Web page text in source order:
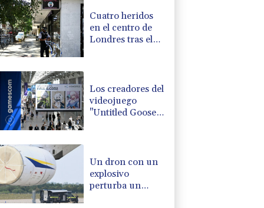
Cuatro heridos
en el centro de
Londres tras el
Los creadores del
videojuego
"Untitled Goose
Un dron con un
explosivo
perturba un